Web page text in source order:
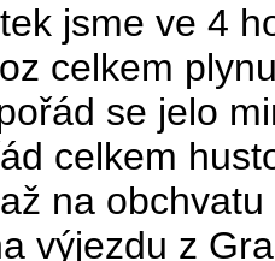
jsme ve 4
celkem
se jelo
celkem
na
výjezdu z